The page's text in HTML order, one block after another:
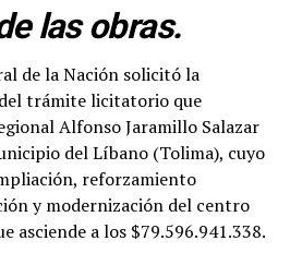
las obras.
de la Nación solicitó la
trámite licitatorio que
Alfonso Jaramillo Salazar
del Líbano (Tolima), cuyo
reforzamiento
y modernización del centro
asciende a los $79.596.941.338.